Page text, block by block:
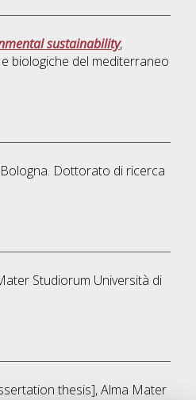
sustainability,
biologiche del mediterraneo
Dottorato di ricerca
Studiorum Università di
thesis], Alma Mater